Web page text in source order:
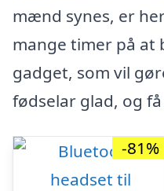
mænd synes, er
mange timer på at
gadget, som vil
fødselar glad, og
-81%